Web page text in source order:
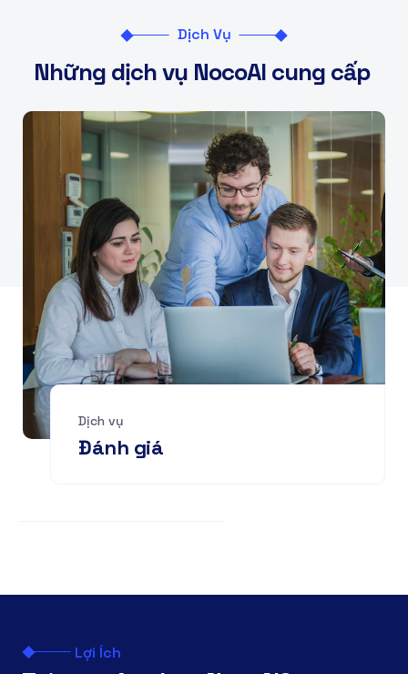
Dịch Vụ
Những dịchvụ NocoAI cung cấp
Dịch vụ
Đánh giá
Lợi Ích